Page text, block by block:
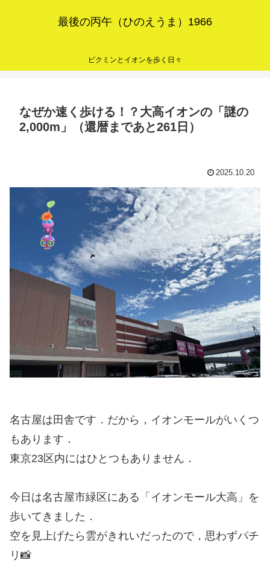
最後の丙午（ひのえうま）1966
ピクミンとイオンを歩く日々
なぜか速く歩ける！？大高イオンの「謎の
2,000m」（還暦まであと261日）
2025.10.20
名古屋は田舎です．だから，イオンモールがいくつ
もあります．
東京23区内にはひとつもありません．
今日は名古屋市緑区にある「イオンモール大高」を
歩いてきました．
空を見上げたら雲がきれいだったので，思わずパチ
リ📸